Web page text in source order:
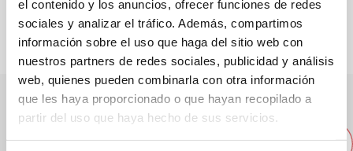
el contenido y los anuncios, ofrecer funciones de redes
sociales y analizar el tráfico. Además, compartimos
información sobre el uso que haga del sitio web con
nuestros partners de redes sociales, publicidad y análisis
web, quienes pueden combinarla con otra información
que les haya proporcionado o que hayan recopilado a
partir del uso que haya hecho de sus servicios.
Andere Unternehmen in der